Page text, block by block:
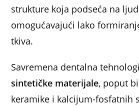
strukture koja podseća na
omogućavajući lako
tkiva.
Savremena dentalna
sintetičke materijale, poput
keramike i kalcijum-fosfatnih